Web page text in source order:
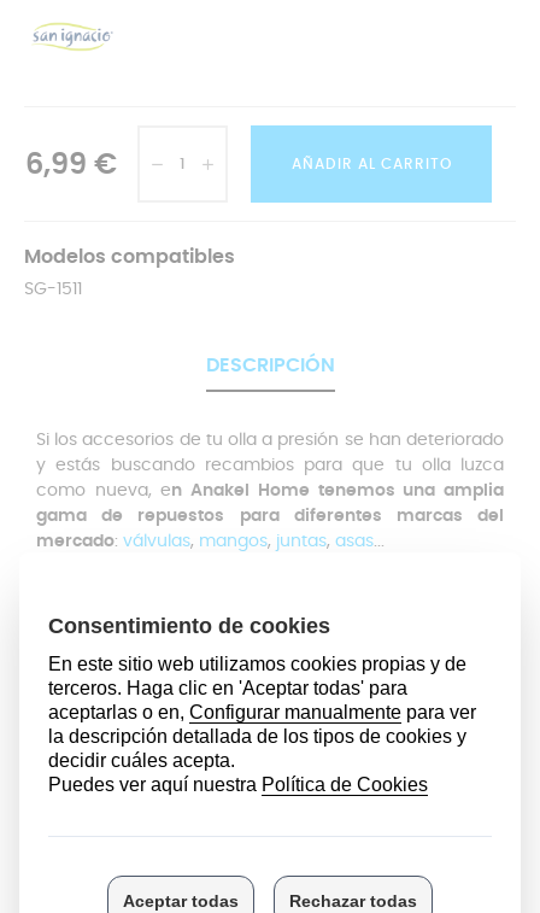
6,99 € AÑADIR AL CARRITO
Modelos compatibles
SG-1511
DESCRIPCIÓN
Si los accesorios de tu olla a presión se han deteriorado
y estás buscando recambios para que tu olla luzca
como nueva, en Anakel Home tenemos una amplia
gama de repuestos para diferentes marcas del
mercado: válvulas, mangos, juntas, asas...
continuado, etc. Si el anillo de sellado ha perdido su
elasticidad o consistencia, no dudes en hacerte con
uno nuevo. Este recambio ha sido diseñado para las
ollasmodelo Cordoba de San Ignacio que cuenten con
24 centímetros de diámetro interior.
Es importante que tengas en cuenta estamedida de
Antes de comprar una junta de silicona, mide el
Si tienes dudas acerca del producto, la compatibilidad,